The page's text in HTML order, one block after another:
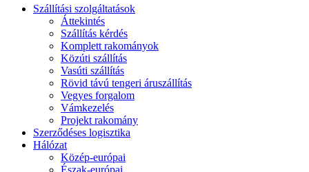
Szállítási szolgáltatások
Áttekintés
Szállítás kérdés
Komplett rakományok
Közúti szállítás
Vasúti szállítás
Rövid távú tengeri áruszállítás
Vegyes forgalom
Vámkezelés
Projekt rakomány
Szerződéses logisztika
Hálózat
Közép-európai
Észak-európai